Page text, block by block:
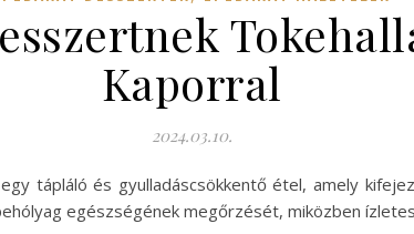
Kaporral
2024.03.10.
tápláló és gyulladáscsökkentő étel, amely
egészségének megőrzését, miközben